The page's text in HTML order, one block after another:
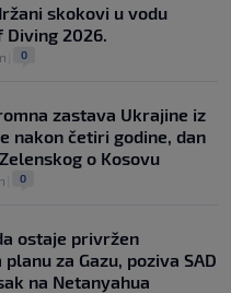
skokovi u vodu
Diving 2026.
0
zastava Ukrajine iz
nakon četiri godine, dan
o Kosovu
0
ostaje privržen
za Gazu, poziva SAD
na Netanyahua